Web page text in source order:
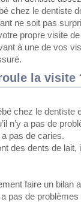
chez le dentiste
ne soit pas
propre visite
à une de vos
la visite
chez le
n’y a pas de
a pas de caries.
des dents de lait,
faire un bilan
a pas de